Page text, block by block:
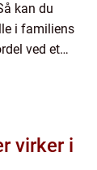
kan du
i familiens
ved et
virker i